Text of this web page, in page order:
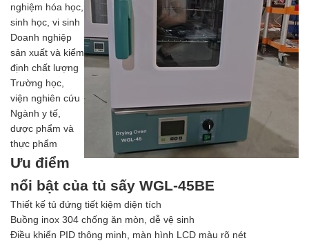
nghiệm hóa học,
sinh học, vi sinh
Doanh nghiệp
sản xuất và kiểm
định chất lượng
Trường học,
viện nghiên cứu
Ngành y tế,
dược phẩm và
thực phẩm
Ưu điểm
nổi bật của tủ sấy WGL-45BE
Thiết kế tủ đứng tiết kiệm diện tích
Buồng inox 304 chống ăn mòn, dễ vệ sinh
Điều khiển PID thông minh, màn hình LCD màu rõ nét